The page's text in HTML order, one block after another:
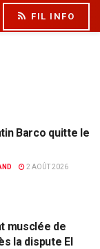
FIL INFO
Barco quitte le
2 AOÛT 2026
musclée de
la dispute El